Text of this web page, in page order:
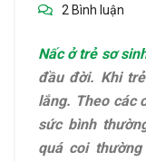
2 Bình luận
Nấc ở trẻ sơ
đầu đời. Khi
lắng. Theo các
sức bình
quá coi